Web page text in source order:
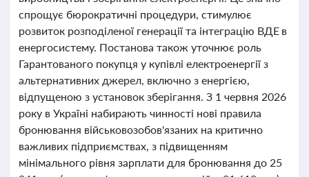
спрощує бюрократичні процедури, стимулює
розвиток розподіленої генерації та інтеграцію ВДЕ в
енергосистему. Постанова також уточнює роль
Гарантованого покупця у купівлі електроенергії з
альтернативних джерел, включно з енергією,
відпущеною з установок зберігання. З 1 червня 2026
року в Україні набирають чинності нові правила
бронювання військовозобов'язаних на критично
важливих підприємствах, з підвищенням
мінімального рівня зарплати для бронювання до 25